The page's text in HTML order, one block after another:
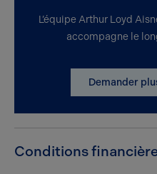
L’équipe Arthur Loyd
accompagne le
Demander
Conditions